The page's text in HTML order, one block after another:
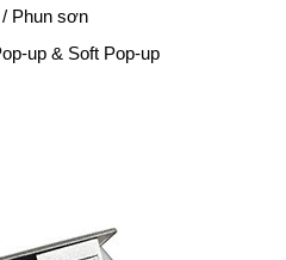
Phun sơn
up & Soft Pop-up